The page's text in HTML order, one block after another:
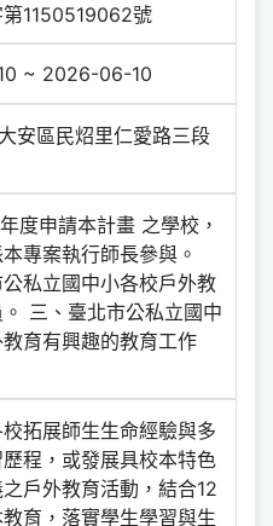
1150519062號
~ 2026-06-10
安區民炤里仁愛路三段
度申請本計畫 之學校，
專案執行師長參與。
私立國中小各校戶外教
三、臺北市公私立國中
育有興趣的教育工作
拓展師生生命經驗與多
程，或發展具校本特色
戶外教育活動，結合12
育，落實學生學習與生